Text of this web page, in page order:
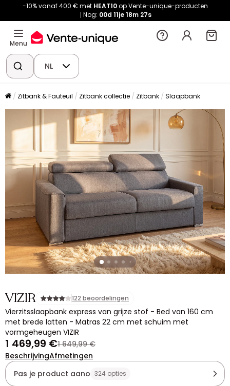
-10% vanaf 400 € met HEAT10op Vente-unique-producten
Nog: 00d 11je18m 27s
Menu
NL
Zitbank & Fauteuil Zitbank collectie Zitbank Slaapbank
VIZIR 122 beoordelingen
Vierzitsslaapbank express van grijze stof - Bed van 160 cm
met brede latten - Matras 22 cm met schuim met
vormgeheugen VIZIR
1 469,99 €1 649,99 €
BeschrijvingAfmetingen
Pas je product aano 324 opties